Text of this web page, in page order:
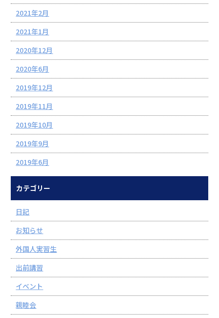
2021年2月
2021年1月
2020年12月
2020年6月
2019年12月
2019年11月
2019年10月
2019年9月
2019年6月
カテゴリー
日記
お知らせ
外国人実習生
出前講習
イベント
親睦会